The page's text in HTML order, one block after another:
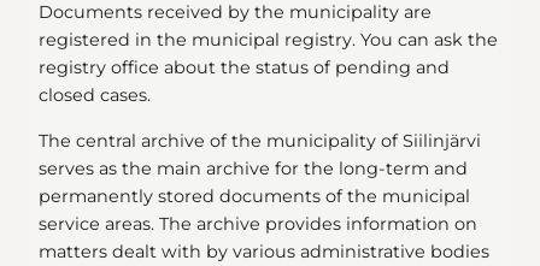
Documents received by the municipality are
registered in the municipal registry. You can ask the
registry office about the status of pending and
closed cases.
The central archive of the municipality of Siilinjärvi
serves as the main archive for the long-term and
permanently stored documents of the municipal
service areas. The archive provides information on
matters dealt with by various administrative bodies